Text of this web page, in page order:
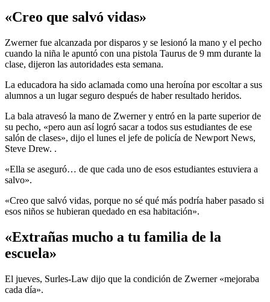
«Creo que salvó vidas»
Zwerner fue alcanzada por disparos y se lesionó la mano y el pecho
cuando la niña le apuntó con una pistola Taurus de 9 mm durante la
clase, dijeron las autoridades esta semana.
La educadora ha sido aclamada como una heroína por escoltar a sus
alumnos a un lugar seguro después de haber resultado heridos.
La bala atravesó la mano de Zwerner y entró en la parte superior de
su pecho, «pero aun así logró sacar a todos sus estudiantes de ese
salón de clases», dijo el lunes el jefe de policía de Newport News,
Steve Drew. .
«Ella se aseguró… de que cada uno de esos estudiantes estuviera a
salvo».
«Creo que salvó vidas, porque no sé qué más podría haber pasado si
esos niños se hubieran quedado en esa habitación».
«Extrañas mucho a tu familia de la
escuela»
El jueves, Surles-Law dijo que la condición de Zwerner «mejoraba
cada día».